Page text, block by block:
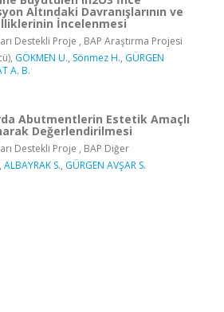
Altındaki Davranışlarının ve
İncelenmesi
Destekli Proje , BAP Araştırma Projesi
GÖKMEN U., Sönmez H., GÜRGEN
A. B.
Abutmentlerin Estetik Amaçlı
Değerlendirilmesi
Destekli Proje , BAP Diğer
ALBAYRAK S., GÜRGEN AVŞAR S.